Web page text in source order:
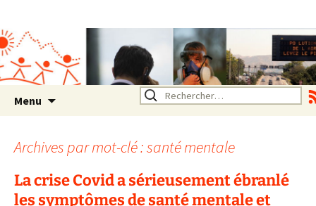
Rhône Alpes
Un environnement sain pour
la santé de tous
Menu Rechercher :
Archives par mot-clé : santé mentale
La crise Covid a sérieusement ébranlé
les symptômes de santé mentale et